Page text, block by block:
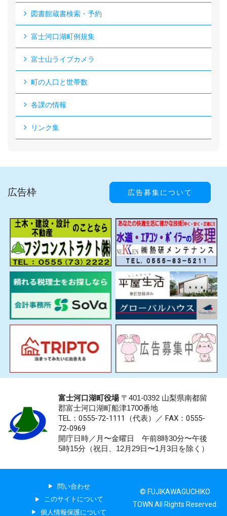
図書館蔵書検索・予約
富士河口湖町例規集
富士山ライブカメラ
町の人口と世帯数
各課の情報
リンク集
広告枠 広告募集について
富士河口湖町役場〒401-0392 山梨県南都留
郡富士河口湖町船津1700番地
TEL：0555-72-1111 （代表）／ FAX：0555-
72-0969
開庁日時／月〜金曜日 午前8時30分〜午後
5時15分（祝日、12月29日〜1月3日を除く）
問い合わせ
このサイトについて
個人情報保護について
© FUJIKAWAGUCHIKO
TOWN All Rights Reserved.